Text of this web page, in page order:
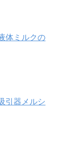
体ミルクの
引器メルシ